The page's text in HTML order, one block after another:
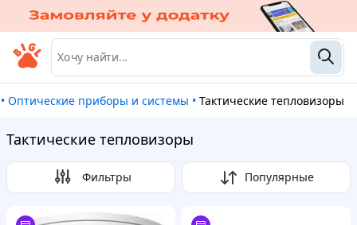
• Оптические приборы и системы • Тактические тепловизоры
Тактические тепловизоры
Фильтры Популярные